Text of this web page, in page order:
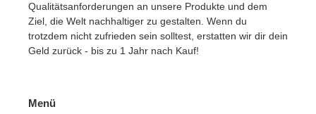
Qualitätsanforderungen an unsere Produkte und dem
Ziel, die Welt nachhaltiger zu gestalten. Wenn du
trotzdem nicht zufrieden sein solltest, erstatten wir dir dein
Geld zurück - bis zu 1 Jahr nach Kauf!
Menü